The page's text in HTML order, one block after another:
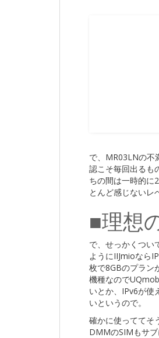
で、MR03LNの不
認こそ毎回出るも
ちの間は一時的に
とんど感じないレ
■理想
で、せっかくつい
ようにIIJmioなら
枚で8GBのプラン
機種なので
いとか、IPv6が使
いというので。
確かに使っててそ
DMMのSIMもサブ